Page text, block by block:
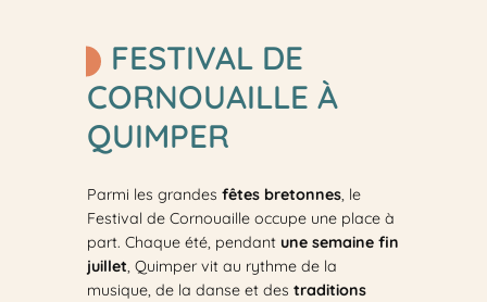
FESTIVAL DE
CORNOUAILLE À
QUIMPER
Parmi les grandes fêtes bretonnes, le
Festival de Cornouaille occupe une place à
part. Chaque été, pendant une semaine fin
juillet, Quimper vit au rythme de la
musique, de la danse et des traditions